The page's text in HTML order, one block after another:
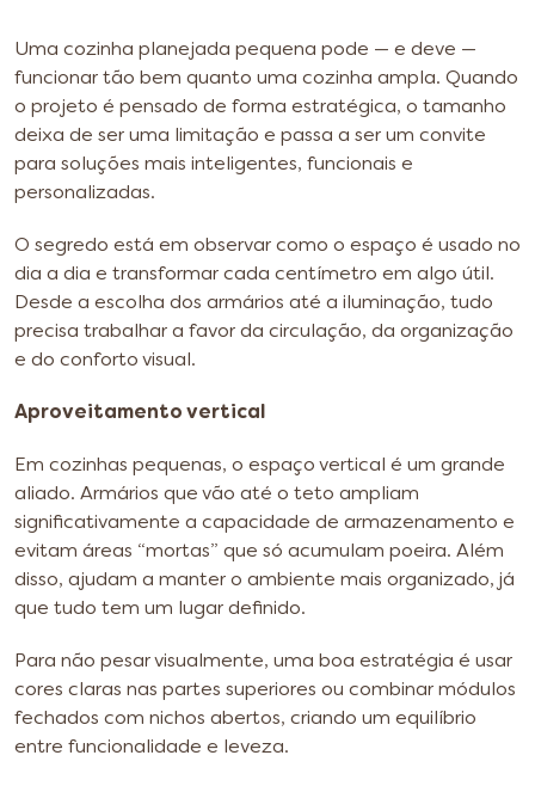
Uma cozinha planejada pequena pode — e deve —
funcionar tão bem quanto uma cozinha ampla. Quando
o projeto é pensado de forma estratégica, o tamanho
deixa de ser uma limitação e passa a ser um convite
para soluções mais inteligentes, funcionais e
personalizadas.
O segredo está em observar como o espaço é usado no
dia a dia e transformar cada centímetro em algo útil.
Desde a escolha dos armários até a iluminação, tudo
precisa trabalhar a favor da circulação, da organização
e do conforto visual.
Aproveitamento vertical
Em cozinhas pequenas, o espaço vertical é um grande
aliado. Armários que vão até o teto ampliam
significativamente a capacidade de armazenamento e
evitam áreas “mortas” que só acumulam poeira. Além
disso, ajudam a manter o ambiente mais organizado, já
que tudo tem um lugar definido.
Para não pesar visualmente, uma boa estratégia é usar
cores claras nas partes superiores ou combinar módulos
fechados com nichos abertos, criando um equilíbrio
entre funcionalidade e leveza.